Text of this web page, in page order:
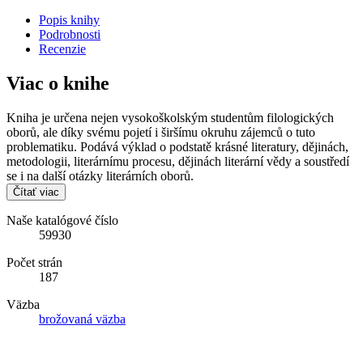
Popis knihy
Podrobnosti
Recenzie
Viac o knihe
Kniha je určena nejen vysokoškolským studentům filologických
oborů, ale díky svému pojetí i širšímu okruhu zájemců o tuto
problematiku. Podává výklad o podstatě krásné literatury, dějinách,
metodologii, literárnímu procesu, dějinách literární vědy a soustředí
se i na další otázky literárních oborů.
Čítať viac
Naše katalógové číslo
59930
Počet strán
187
Väzba
brožovaná väzba